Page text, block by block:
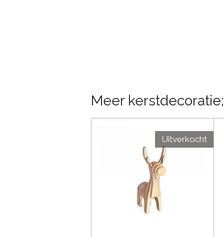
Meer kerstdecoratie;
Uitverkocht